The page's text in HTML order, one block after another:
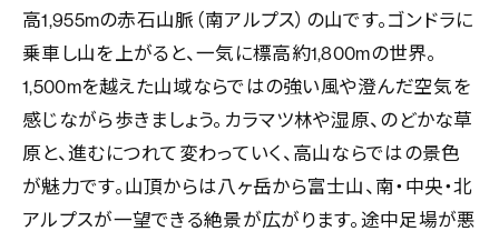
高1,955mの赤石山脈（南アルプス）の山です。ゴンドラに
乗車し山を上がると、一気に標高約1,800mの世界。
1,500mを越えた山域ならではの強い風や澄んだ空気を
感じながら歩きましょう。カラマツ林や湿原、のどかな草
原と、進むにつれて変わっていく、高山ならではの景色
が魅力です。山頂からは八ヶ岳から富士山、南・中央・北
アルプスが一望できる絶景が広がります。途中足場が悪